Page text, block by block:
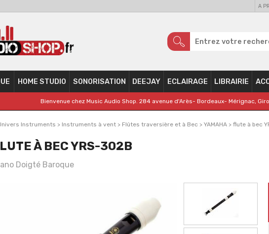
A
HOME STUDIO SONORISATION DEEJAY ECLAIRAGE LIBRAIRIE
Bienvenue chez Music Audio Shop. 284 avenue d'Arès- Bordeaux- Mérignac,
Instruments > Instruments à vent > Flûtes traversière et à Bec > YAMAHA > flute à bec
À BEC YRS-302B
Doigté Baroque